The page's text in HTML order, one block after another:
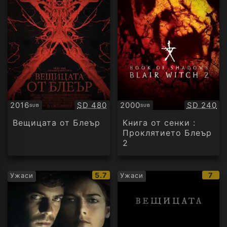
2016SUB
Субтитри Качество:
SD 480
Вещицата от Блеър
2000SUB
Субтитри SD 240
Книга от сенки :
Проклятието Блеър
2
Ужаси
IMDb
рейтинг:
5.7 Ужаси 7